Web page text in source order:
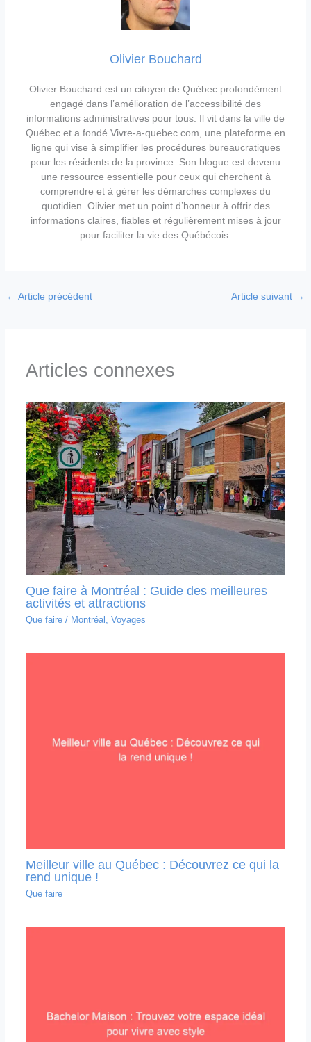
Olivier Bouchard
Olivier Bouchard est un citoyen de Québec profondément
engagé dans l’amélioration de l’accessibilité des
informations administratives pour tous. Il vit dans la ville de
Québec et a fondé Vivre-a-quebec.com, une plateforme en
ligne qui vise à simplifier les procédures bureaucratiques
pour les résidents de la province. Son blogue est devenu
une ressource essentielle pour ceux qui cherchent à
comprendre et à gérer les démarches complexes du
quotidien. Olivier met un point d’honneur à offrir des
informations claires, fiables et régulièrement mises à jour
pour faciliter la vie des Québécois.
← Article précédent Article suivant →
Articles connexes
Que faire à Montréal : Guide des meilleures
activités et attractions
Que faire/ Montréal , Voyages
Meilleur ville au Québec : Découvrez ce qui la
rend unique !
Que faire